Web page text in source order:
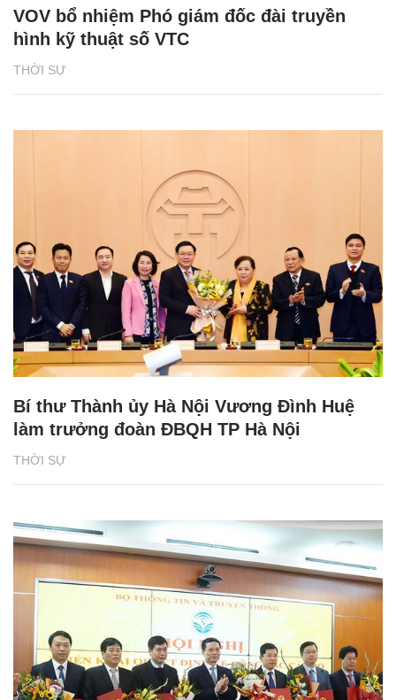
THỜI SỰ
VOV bổ nhiệm Phó giám đốc đài truyền
hình kỹ thuật số VTC
THỜI SỰ
Bí thư Thành ủy Hà Nội Vương Đình Huệ
làm trưởng đoàn ĐBQH TP Hà Nội